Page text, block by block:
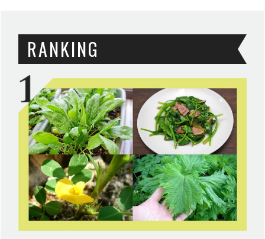
RANKING